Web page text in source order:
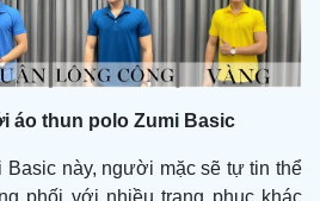
áo thun polo Zumi Basic
này, người mặc sẽ tự tin thể